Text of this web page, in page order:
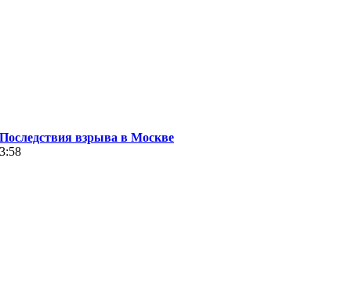
взрыва в Москве